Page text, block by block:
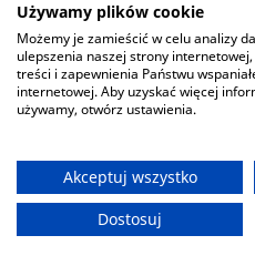
Używamy plików cookie
Możemy je zamieścić w celu analizy
ulepszenia naszej strony
treści i zapewnienia Państwu
internetowej. Aby uzyskać więcej
używamy, otwórz ustawienia.
Akceptuj wszystko
Dostosuj